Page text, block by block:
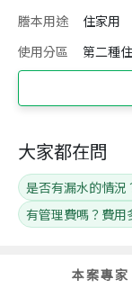
謄本用途
住家用
使用分區
第二種
本案專家
大家都在問
是否有漏水的情況
有管理費嗎？費用